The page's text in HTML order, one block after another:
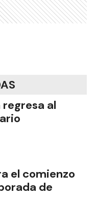
al
el comienzo
de